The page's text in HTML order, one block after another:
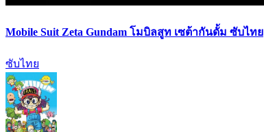
Mobile Suit Zeta Gundam โมบิลสูท เซต้ากันดั้ม ซับไทย
ซับไทย